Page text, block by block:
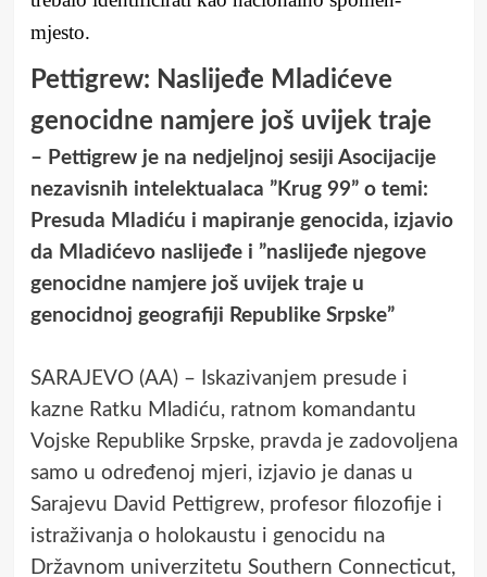
mjesto.
Pettigrew: Naslijeđe Mladićeve
genocidne namjere još uvijek traje
– Pettigrew je na nedjeljnoj sesiji Asocijacije
nezavisnih intelektualaca ”Krug 99” o temi:
Presuda Mladiću i mapiranje genocida, izjavio
da Mladićevo naslijeđe i ”naslijeđe njegove
genocidne namjere još uvijek traje u
genocidnoj geografiji Republike Srpske”
SARAJEVO (AA) – Iskazivanjem presude i
kazne Ratku Mladiću, ratnom komandantu
Vojske Republike Srpske, pravda je zadovoljena
samo u određenoj mjeri, izjavio je danas u
Sarajevu David Pettigrew, profesor filozofije i
istraživanja o holokaustu i genocidu na
Državnom univerzitetu Southern Connecticut,